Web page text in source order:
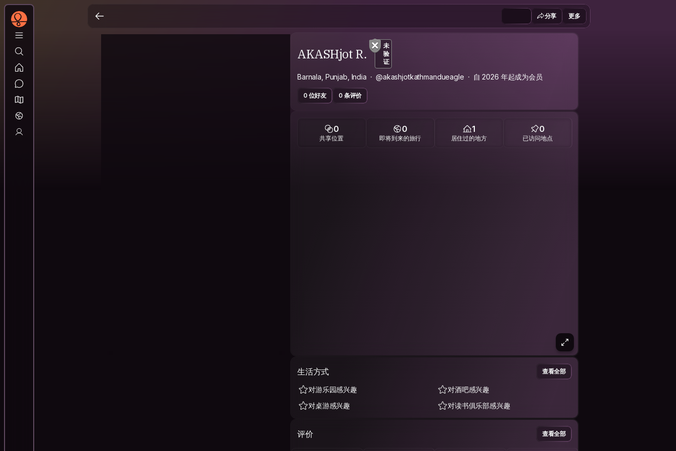
分享 更多
AKASHjot R.
未
验
证
Barnala, Punjab, India @akashjotkathmandueagle 自 2026 年起成为会员
0 位好友 0 条评价
0
共享位置
0
即将到来的旅行
1
居住过的地方
0
已访问地点
生活方式 查看全部
对游乐园感兴趣
对酒吧感兴趣
对桌游感兴趣
对读书俱乐部感兴趣
评价 查看全部